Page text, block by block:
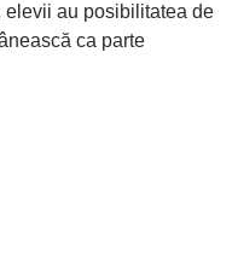
elevii au posibilitatea de
ca parte